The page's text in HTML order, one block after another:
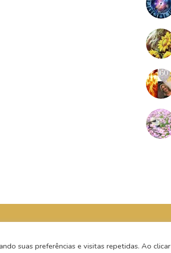
suas preferências e visitas repetidas. Ao clicar